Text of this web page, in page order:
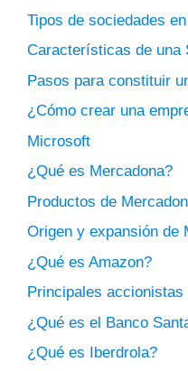
Tipos de sociedades
Características de una
Pasos para constituir
¿Cómo crear una
Microsoft
¿Qué es Mercadona?
Productos de
Origen y expansión de
¿Qué es Amazon?
Principales accionistas
¿Qué es el Banco
¿Qué es Iberdrola?